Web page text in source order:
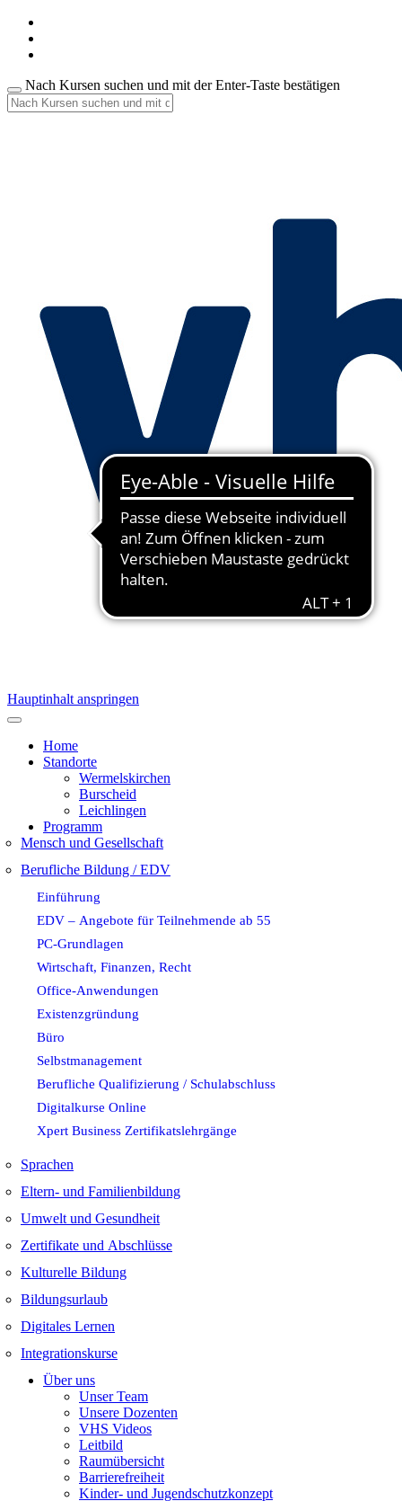
Nach Kursen suchen und mit der Enter-Taste bestätigen
Hauptinhalt anspringen
Home
Standorte
Wermelskirchen
Burscheid
Leichlingen
Programm
Mensch und Gesellschaft
Berufliche Bildung / EDV
Einführung
EDV – Angebote für Teilnehmende ab 55
PC-Grundlagen
Wirtschaft, Finanzen, Recht
Office-Anwendungen
Existenzgründung
Büro
Selbstmanagement
Berufliche Qualifizierung / Schulabschluss
Digitalkurse Online
Xpert Business Zertifikatslehrgänge
Sprachen
Eltern- und Familienbildung
Umwelt und Gesundheit
Zertifikate und Abschlüsse
Kulturelle Bildung
Bildungsurlaub
Digitales Lernen
Integrationskurse
Über uns
Unser Team
Unsere Dozenten
VHS Videos
Leitbild
Raumübersicht
Barrierefreiheit
Kinder- und Jugendschutzkonzept